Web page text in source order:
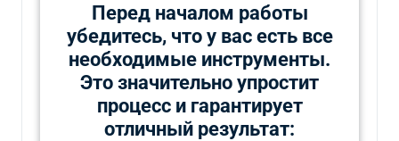
Перед началом работы
убедитесь, что у вас есть все
необходимые инструменты.
Это значительно упростит
процесс и гарантирует
отличный результат: